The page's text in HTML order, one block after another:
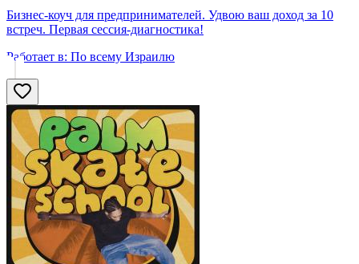
Бизнес-коуч для предпринимателей. Удвою ваш доход за 10
встреч. Первая сессия-диагностика!
Работает в: По всему Израилю